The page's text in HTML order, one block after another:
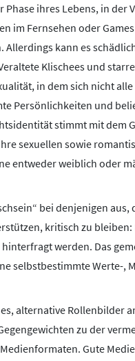
ihres Lebens, in der
im Fernsehen oder
kann es
Klischees und
in dem sich nicht
Persönlichkeiten und
stimmt mit dem
sexuellen sowie
entweder weiblich oder
bei denjenigen
kritisch zu bleiben:
werden. Das
selbstbestimmte Werte-,
alternative Rollenbilder
zu der
Gute